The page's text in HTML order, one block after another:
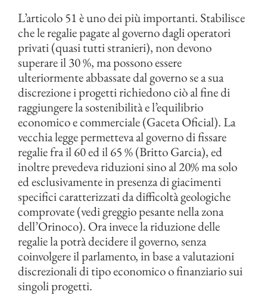
L’articolo 51 è uno dei più importanti. Stabilisce
che le regalie pagate al governo dagli operatori
privati (quasi tutti stranieri), non devono
superare il 30 %, ma possono essere
ulteriormente abbassate dal governo se a sua
discrezione i progetti richiedono ciò al fine di
raggiungere la sostenibilità e l’equilibrio
economico e commerciale (Gaceta Oficial). La
vecchia legge permetteva al governo di fissare
regalie fra il 60 ed il 65 % (Britto Garcia), ed
inoltre prevedeva riduzioni sino al 20% ma solo
ed esclusivamente in presenza di giacimenti
specifici caratterizzati da difficoltà geologiche
comprovate (vedi greggio pesante nella zona
dell’Orinoco). Ora invece la riduzione delle
regalie la potrà decidere il governo, senza
coinvolgere il parlamento, in base a valutazioni
discrezionali di tipo economico o finanziario sui
singoli progetti.